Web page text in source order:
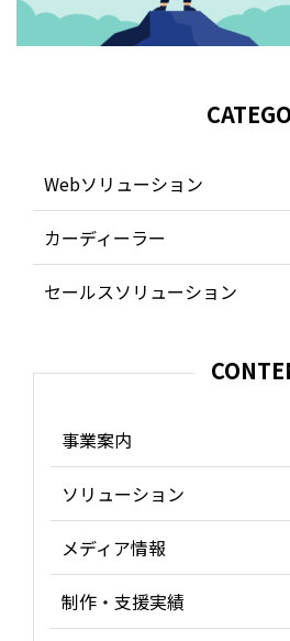
Webソリューション
カーディーラー
セールスソリューション
事業案内
ソリューション
メディア情報
制作・支援実績